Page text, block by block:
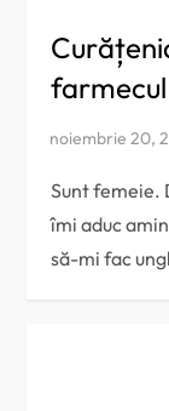
Sunt femeie.
îmi aduc
să-mi fac